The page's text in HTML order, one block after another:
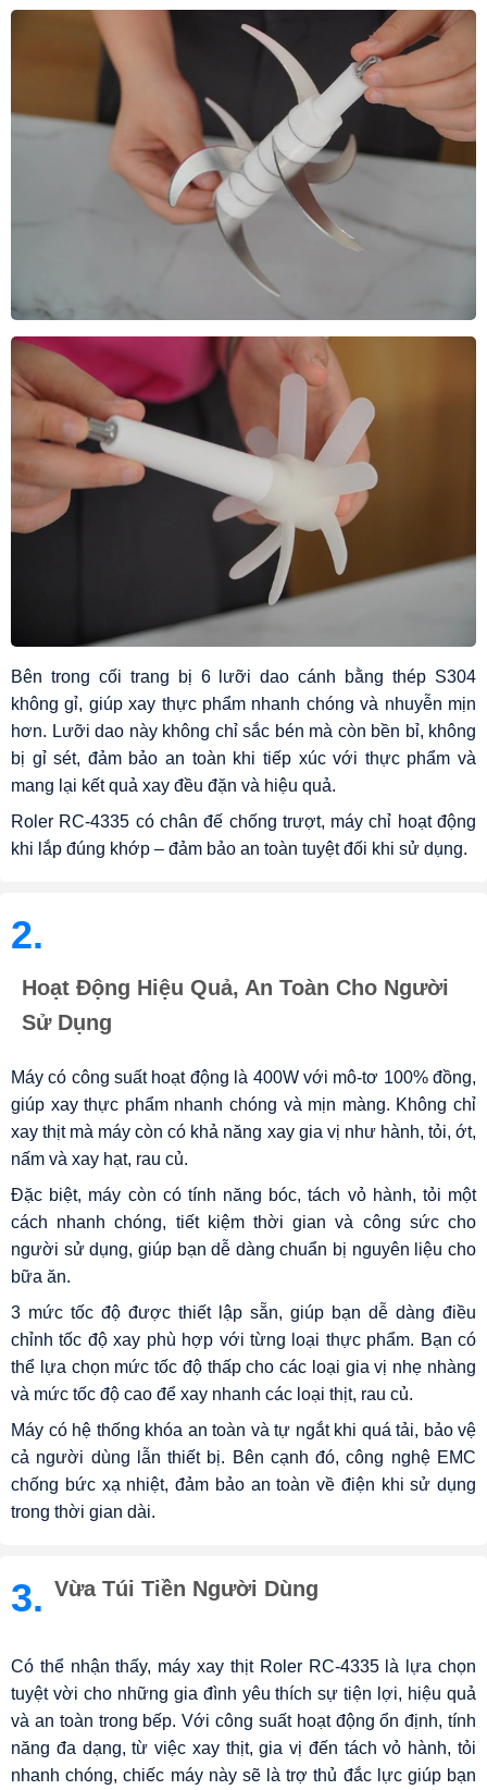
Bên trong cối trang bị 6 lưỡi dao cánh bằng thép S304
không gỉ, giúp xay thực phẩm nhanh chóng và nhuyễn mịn
hơn. Lưỡi dao này không chỉ sắc bén mà còn bền bỉ, không
bị gỉ sét, đảm bảo an toàn khi tiếp xúc với thực phẩm và
mang lại kết quả xay đều đặn và hiệu quả.
Roler RC-4335 có chân đế chống trượt, máy chỉ hoạt động
khi lắp đúng khớp – đảm bảo an toàn tuyệt đối khi sử dụng.
2.
Hoạt Động Hiệu Quả, An Toàn Cho Người
Sử Dụng
Máy có công suất hoạt động là 400W với mô-tơ 100% đồng,
giúp xay thực phẩm nhanh chóng và mịn màng. Không chỉ
xay thịt mà máy còn có khả năng xay gia vị như hành, tỏi, ớt,
nấm và xay hạt, rau củ.
Đặc biệt, máy còn có tính năng bóc, tách vỏ hành, tỏi một
cách nhanh chóng, tiết kiệm thời gian và công sức cho
người sử dụng, giúp bạn dễ dàng chuẩn bị nguyên liệu cho
bữa ăn.
3 mức tốc độ được thiết lập sẵn, giúp bạn dễ dàng điều
chỉnh tốc độ xay phù hợp với từng loại thực phẩm. Bạn có
thể lựa chọn mức tốc độ thấp cho các loại gia vị nhẹ nhàng
và mức tốc độ cao để xay nhanh các loại thịt, rau củ.
Máy có hệ thống khóa an toàn và tự ngắt khi quá tải, bảo vệ
cả người dùng lẫn thiết bị. Bên cạnh đó, công nghệ EMC
chống bức xạ nhiệt, đảm bảo an toàn về điện khi sử dụng
trong thời gian dài.
3. Vừa Túi Tiền Người Dùng
Có thể nhận thấy, máy xay thịt Roler RC-4335 là lựa chọn
tuyệt vời cho những gia đình yêu thích sự tiện lợi, hiệu quả
và an toàn trong bếp. Với công suất hoạt động ổn định, tính
năng đa dạng, từ việc xay thịt, gia vị đến tách vỏ hành, tỏi
nhanh chóng, chiếc máy này sẽ là trợ thủ đắc lực giúp bạn